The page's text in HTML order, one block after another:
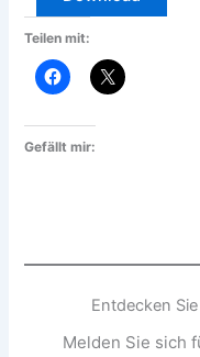
Teilen mit:
Gefällt mir:
Entdecken
Melden Sie sich